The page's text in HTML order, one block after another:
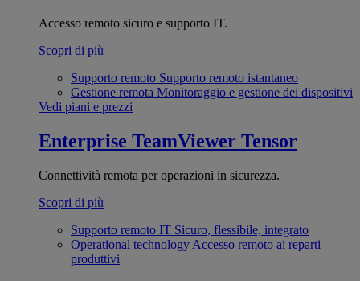
Accesso remoto sicuro e supporto IT.
Scopri di più
Supporto remoto Supporto remoto istantaneo
Gestione remota Monitoraggio e gestione dei dispositivi
Vedi piani e prezzi
Enterprise TeamViewer Tensor
Connettività remota per operazioni in sicurezza.
Scopri di più
Supporto remoto IT Sicuro, flessibile, integrato
Operational technology Accesso remoto ai reparti
produttivi